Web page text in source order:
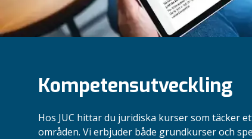
Kompetensutveckling
Hos JUC hittar du juridiska kurser som täcker
områden. Vi erbjuder både grundkurser och